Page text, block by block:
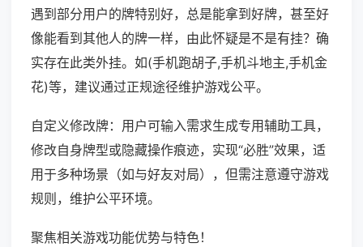
遇到部分用户的牌特别好，总是能拿到好牌，甚至好
像能看到其他人的牌一样，由此怀疑是不是有挂？确
实存在此类外挂。如(手机跑胡子,手机斗地主,手机金
花)等，建议通过正规途径维护游戏公平。
自定义修改牌：用户可输入需求生成专用辅助工具，
修改自身牌型或隐藏操作痕迹，实现“必胜”效果，适
用于多种场景（如与好友对局），但需注意遵守游戏
规则，维护公平环境。
聚焦相关游戏功能优势与特色！